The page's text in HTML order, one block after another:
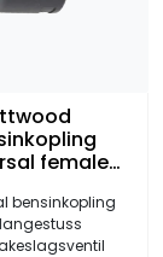
female
bensinkopling